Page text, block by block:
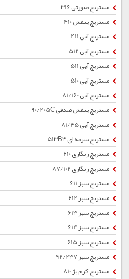
مستربچ صورتی 316
مستربچ بنفش 410
مستربچ آبی 411
مستربچ آبی 512
مستربچ آبی 511
مستربچ آبی 510
مستربچ آبی 81/160
مستربچ بنفش صدفی 90/205C
مستربچ آبی 81/45
مستربچ سرمه ای 513B3
مستربچ زنگاری 610
مستربچ زنگاری 87/102
مستربچ سبز 611
مستربچ سبز 612
مستربچ سبز 613
مستربچ سبز 614
مستربچ سبز 615
مستربچ سبز 92/237
مستربچ کرم بژ 810